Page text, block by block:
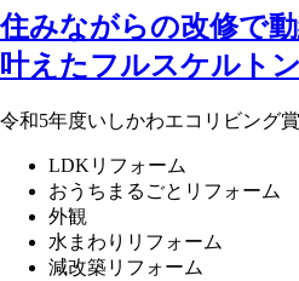
住みながらの改修で
叶えたフルスケルト
令和5年度いしかわエコリビング
LDKリフォーム
おうちまるごとリフォーム
外観
水まわりリフォーム
減改築リフォーム